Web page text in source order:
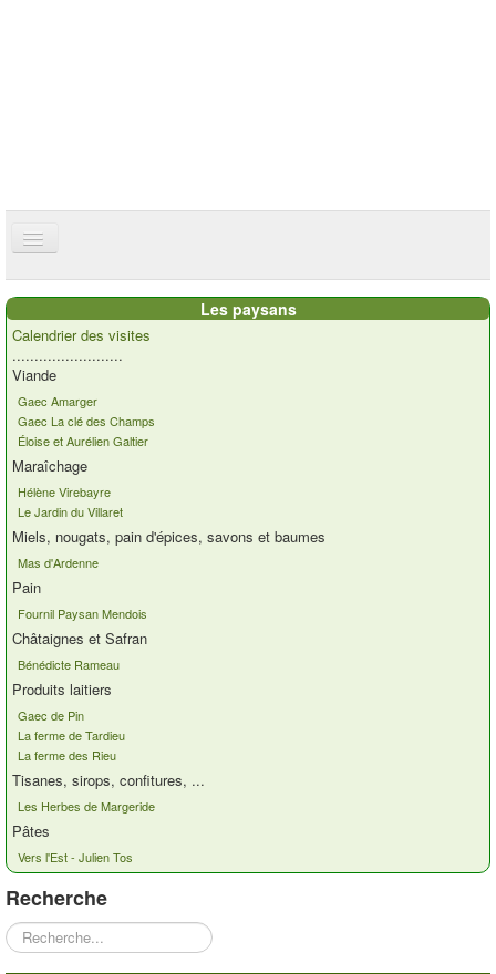
Accueil
Présentation
Actualités
Nos paysans
Commandes
Recettes et ...
Contacts
Les paysans
Calendrier des visites
.........................
Viande
Gaec Amarger
Gaec La clé des Champs
Éloise et Aurélien Galtier
Maraîchage
Hélène Virebayre
Le Jardin du Villaret
Miels, nougats, pain d'épices, savons et baumes
Mas d'Ardenne
Pain
Fournil Paysan Mendois
Châtaignes et Safran
Bénédicte Rameau
Produits laitiers
Gaec de Pin
La ferme de Tardieu
La ferme des Rieu
Tisanes, sirops, confitures, ...
Les Herbes de Margeride
Pâtes
Vers l'Est - Julien Tos
Recherche
Rechercher